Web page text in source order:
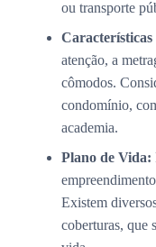
ou transporte
atenção, a
cômodos.
condomínio,
academia.
Plano de Vida:
Existem
coberturas, que